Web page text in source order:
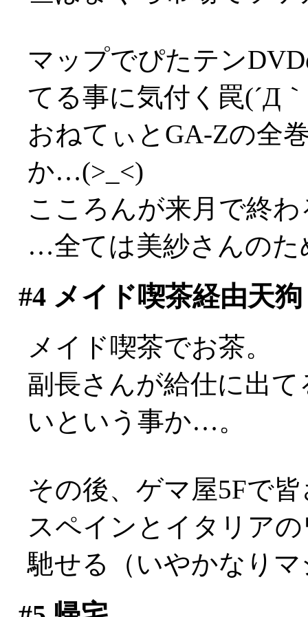
マップでぴたテン
てる事に気付く罠(´Д
おねてぃとGA-Zの全
か…(>_<)
こころんが来月で終
…全ては美紗さんのた
#4メイド喫茶経由天狗
メイド喫茶でお茶。
副長さんが給仕に出
いという事か…。
その後、ゲマ屋5Fで
スペインとイタリア
馳せる（いやかなりマ